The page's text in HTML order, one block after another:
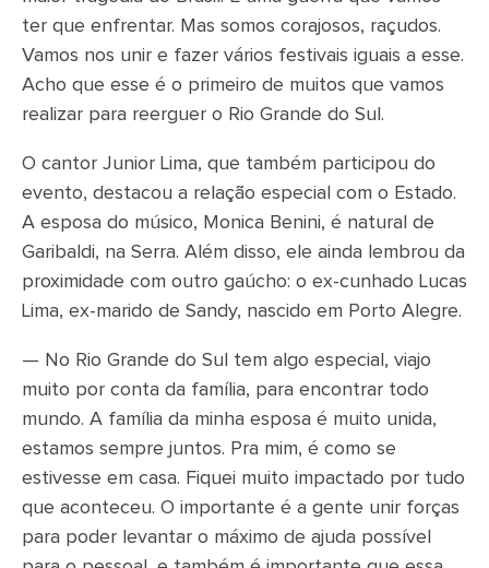
ter que enfrentar. Mas somos corajosos, raçudos.
Vamos nos unir e fazer vários festivais iguais a esse.
Acho que esse é o primeiro de muitos que vamos
realizar para reerguer o Rio Grande do Sul.
O cantor Junior Lima, que também participou do
evento, destacou a relação especial com o Estado.
A esposa do músico, Monica Benini, é natural de
Garibaldi, na Serra. Além disso, ele ainda lembrou da
proximidade com outro gaúcho: o ex-cunhado Lucas
Lima, ex-marido de Sandy, nascido em Porto Alegre.
— No Rio Grande do Sul tem algo especial, viajo
muito por conta da família, para encontrar todo
mundo. A família da minha esposa é muito unida,
estamos sempre juntos. Pra mim, é como se
estivesse em casa. Fiquei muito impactado por tudo
que aconteceu. O importante é a gente unir forças
para poder levantar o máximo de ajuda possível